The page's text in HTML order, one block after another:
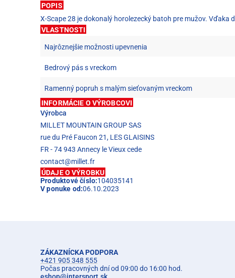
POPIS
X-Scape 28 je dokonalý horolezecký batoh pre mužov.
VLASTNOSTI
Najrôznejšie možnosti upevnenia
Bedrový pás s vreckom
Ramenný popruh s malým sieťovaným vreckom
INFORMÁCIE O VÝROBCOVI
Výrobca
MILLET MOUNTAIN GROUP SAS
rue du Pré Faucon 21, LES GLAISINS
FR - 74 943 Annecy le Vieux cede
contact@millet.fr
ÚDAJE O VÝROBKU
Produktové číslo:104035141
V ponuke od:06.10.2023
ZÁKAZNÍCKA PODPORA
+421 905 348 555
Počas pracovných dní od 09:00 do 16:00 hod.